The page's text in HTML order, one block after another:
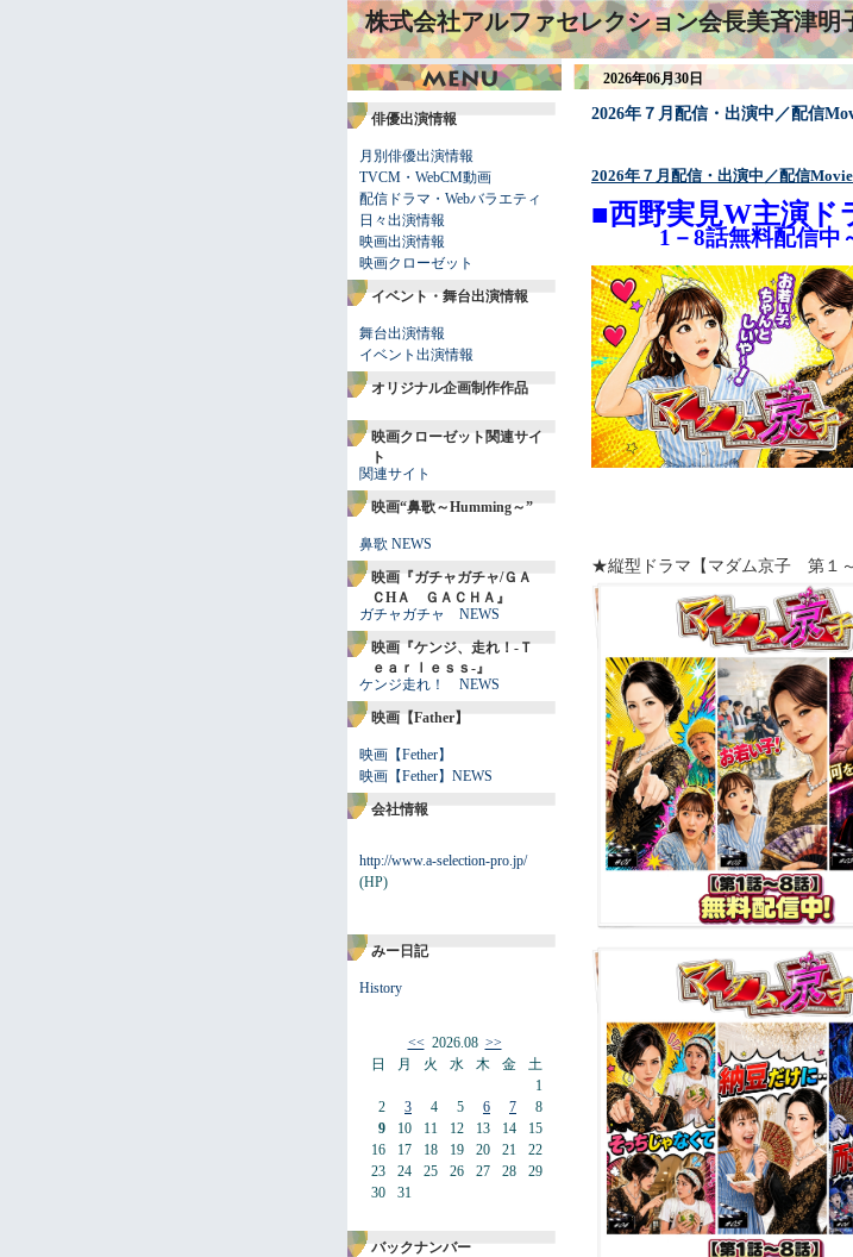
株式会社アルファセレクション会長美斉津明
俳優出演情報
月別俳優出演情報
TVCM・WebCM動画
配信ドラマ・Webバラエティ
日々出演情報
映画出演情報
映画クローゼット
イベント・舞台出演情報
舞台出演情報
イベント出演情報
オリジナル企画制作作品
映画クローゼット関連サイ
ト
関連サイト
映画“鼻歌～Humming～”
鼻歌 NEWS
映画『ガチャガチャ/ＧＡ
ＣHＡ ＧＡＣＨＡ』
ガチャガチャ NEWS
映画『ケンジ、走れ！-Ｔ
ｅａｒｌｅｓｓ-』
ケンジ走れ！ NEWS
映画【Father】
映画【Fether】
映画【Fether】NEWS
会社情報
http://www.a-selection-pro.jp/
(HP)
みー日記
History
<<2026.08 >>
日
2
9
16
23
30
月
3
10
17
24
31
火
4
11
18
25
水
5
12
19
26
木
6
13
20
27
金
7
14
21
28
土
1
8
15
22
29
バックナンバー
2026年06月30日
2026年７月配信・出演中／配信
2026年７月配信・出演中／配信
■西野実見W主演ド
1－8話無料配信中
★縦型ドラマ【マダム京子 第１